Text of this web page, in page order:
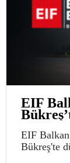
EIF
EIF
Bükreş'te